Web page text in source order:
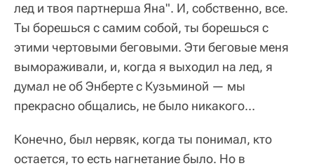
лед и твоя партнерша Яна". И, собственно, все.
Ты борешься с самим собой, ты борешься с
этими чертовыми беговыми. Эти беговые меня
вымораживали, и, когда я выходил на лед, я
думал не об Энберте с Кузьминой — мы
прекрасно общались, не было никакого…
Конечно, был нервяк, когда ты понимал, кто
остается, то есть нагнетание было. Но в